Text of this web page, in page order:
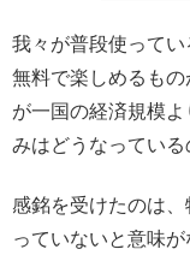
我々が普段使って
無料で楽しめるも
が一国の経済規模
みはどうなっている
感銘を受けたのは
っていないと意味